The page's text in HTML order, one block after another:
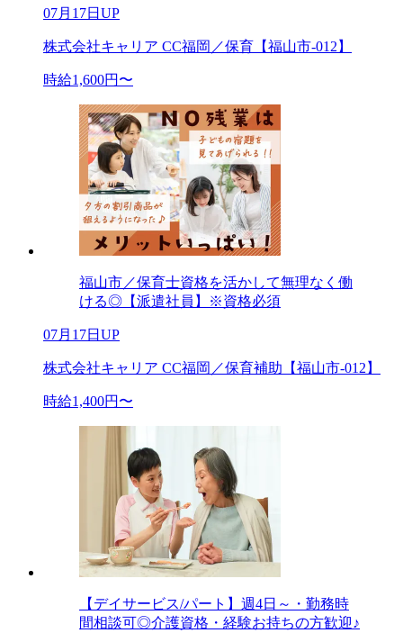
07月17日UP
株式会社キャリア CC福岡／保育【福山市-012】
時給1,600円〜
福山市／保育士資格を活かして無理なく働
ける◎【派遣社員】※資格必須
07月17日UP
株式会社キャリア CC福岡／保育補助【福山市-012】
時給1,400円〜
【デイサービス/パート】週4日～・勤務時
間相談可◎介護資格・経験お持ちの方歓迎♪